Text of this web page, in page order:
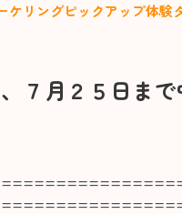
ケリングピックアップ体験
７月２５日ま